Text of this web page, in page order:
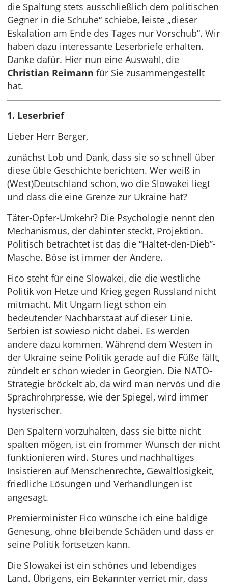
die Spaltung stets ausschließlich dem politischen
Gegner in die Schuhe“ schiebe, leiste „dieser
Eskalation am Ende des Tages nur Vorschub“. Wir
haben dazu interessante Leserbriefe erhalten.
Danke dafür. Hier nun eine Auswahl, die
Christian Reimann für Sie zusammengestellt
hat.
1. Leserbrief
Lieber Herr Berger,
zunächst Lob und Dank, dass sie so schnell über
diese üble Geschichte berichten. Wer weiß in
(West)Deutschland schon, wo die Slowakei liegt
und dass die eine Grenze zur Ukraine hat?
Täter-Opfer-Umkehr? Die Psychologie nennt den
Mechanismus, der dahinter steckt, Projektion.
Politisch betrachtet ist das die “Haltet-den-Dieb”-
Masche. Böse ist immer der Andere.
Fico steht für eine Slowakei, die die westliche
Politik von Hetze und Krieg gegen Russland nicht
mitmacht. Mit Ungarn liegt schon ein
bedeutender Nachbarstaat auf dieser Linie.
Serbien ist sowieso nicht dabei. Es werden
andere dazu kommen. Während dem Westen in
der Ukraine seine Politik gerade auf die Füße fällt,
zündelt er schon wieder in Georgien. Die NATO-
Strategie bröckelt ab, da wird man nervös und die
Sprachrohrpresse, wie der Spiegel, wird immer
hysterischer.
Den Spaltern vorzuhalten, dass sie bitte nicht
spalten mögen, ist ein frommer Wunsch der nicht
funktionieren wird. Stures und nachhaltiges
Insistieren auf Menschenrechte, Gewaltlosigkeit,
friedliche Lösungen und Verhandlungen ist
angesagt.
Premierminister Fico wünsche ich eine baldige
Genesung, ohne bleibende Schäden und dass er
seine Politik fortsetzen kann.
Die Slowakei ist ein schönes und lebendiges
Land. Übrigens, ein Bekannter verriet mir, dass